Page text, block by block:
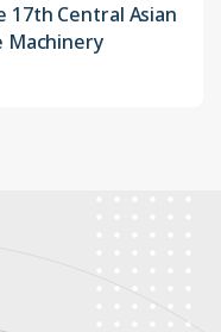
Central Asian